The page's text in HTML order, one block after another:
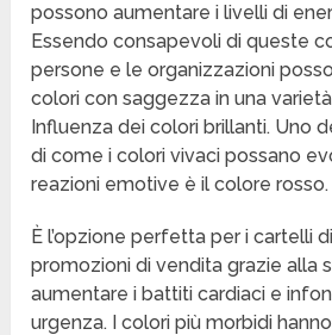
possono aumentare i livelli di
Essendo consapevoli di queste
persone e le organizzazioni
colori con saggezza in una
Influenza dei colori brillanti. Uno
di come i colori vivaci possano
reazioni emotive è il colore rosso.
È l’opzione perfetta per i cartelli
promozioni di vendita grazie alla
aumentare i battiti cardiaci e
urgenza. I colori più morbidi